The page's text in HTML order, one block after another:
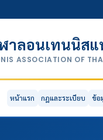
าลอนเทนนิส
ASSOCIATION OF
หน้าแรก กฎและระเบียบ ข้อ